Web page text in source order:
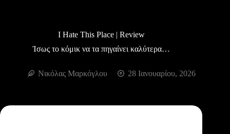
I Hate This Place | Review
Ίσως το κόμικ να τα πηγαίνει καλύτερα…
Νικόλας Μαρκόγλου 28 Ιανουαρίου, 2026